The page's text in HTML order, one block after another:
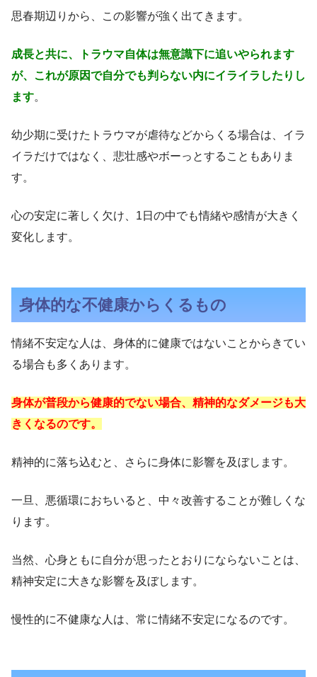
思春期辺りから、この影響が強く出てきます。
成長と共に、トラウマ自体は無意識下に追いやられます
が、これが原因で自分でも判らない内にイライラしたりし
ます。
幼少期に受けたトラウマが虐待などからくる場合は、イラ
イラだけではなく、悲壮感やボーっとすることもありま
す。
心の安定に著しく欠け、1日の中でも情緒や感情が大きく
変化します。
身体的な不健康からくるもの
情緒不安定な人は、身体的に健康ではないことからきてい
る場合も多くあります。
身体が普段から健康的でない場合、精神的なダメージも大
きくなるのです。
精神的に落ち込むと、さらに身体に影響を及ぼします。
一旦、悪循環におちいると、中々改善することが難しくな
ります。
当然、心身ともに自分が思ったとおりにならないことは、
精神安定に大きな影響を及ぼします。
慢性的に不健康な人は、常に情緒不安定になるのです。